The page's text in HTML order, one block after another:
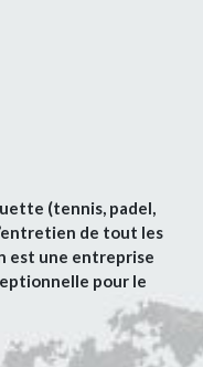
(tennis, padel,
de tout les
est une entreprise
pour le